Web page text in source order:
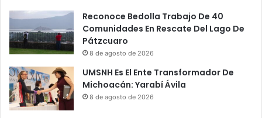
Reconoce Bedolla Trabajo De 40
Comunidades En Rescate Del Lago De
Pátzcuaro
8 de agosto de 2026
UMSNH Es El Ente Transformador De
Michoacán: Yarabí Ávila
8 de agosto de 2026